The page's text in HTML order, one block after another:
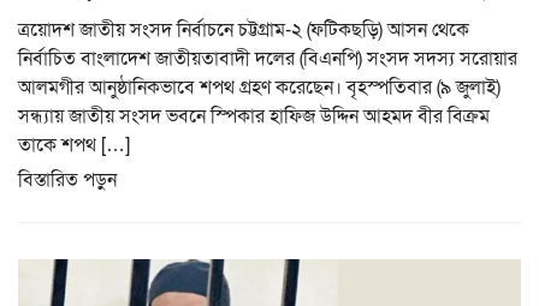
ত্রয়োদশ জাতীয় সংসদ নির্বাচনে চট্টগ্রাম-২ (ফটিকছড়ি) আসন থেকে
নির্বাচিত বাংলাদেশ জাতীয়তাবাদী দলের (বিএনপি) সংসদ সদস্য সরোয়ার
আলমগীর আনুষ্ঠানিকভাবে শপথ গ্রহণ করেছেন। বৃহস্পতিবার (৯ জুলাই)
সন্ধ্যায় জাতীয় সংসদ ভবনে স্পিকার হাফিজ উদ্দিন আহমদ বীর বিক্রম
তাকে শপথ […]
বিস্তারিত পড়ুন